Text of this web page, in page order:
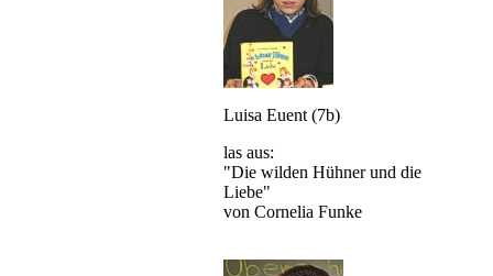
Luisa Euent (7b)
las aus:
"Die wilden Hühner und die
Liebe"
von Cornelia Funke